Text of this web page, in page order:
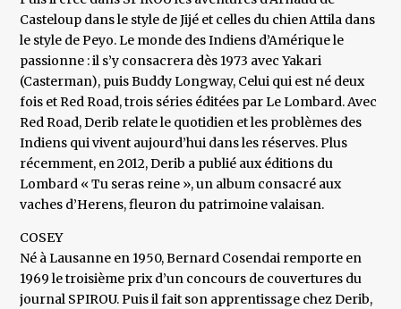
Casteloup dans le style de Jijé et celles du chien Attila dans
le style de Peyo. Le monde des Indiens d’Amérique le
passionne : il s’y consacrera dès 1973 avec Yakari
(Casterman), puis Buddy Longway, Celui qui est né deux
fois et Red Road, trois séries éditées par Le Lombard. Avec
Red Road, Derib relate le quotidien et les problèmes des
Indiens qui vivent aujourd’hui dans les réserves. Plus
récemment, en 2012, Derib a publié aux éditions du
Lombard « Tu seras reine », un album consacré aux
vaches d’Herens, fleuron du patrimoine valaisan.
COSEY
Né à Lausanne en 1950, Bernard Cosendai remporte en
1969 le troisième prix d’un concours de couvertures du
journal SPIROU. Puis il fait son apprentissage chez Derib,